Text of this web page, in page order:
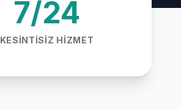
7/24
KESINTISIZ HIZMET